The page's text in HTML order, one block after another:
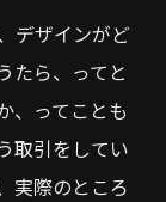
デザインがど
たら、ってと
、ってことも
取引をしてい
実際のところ